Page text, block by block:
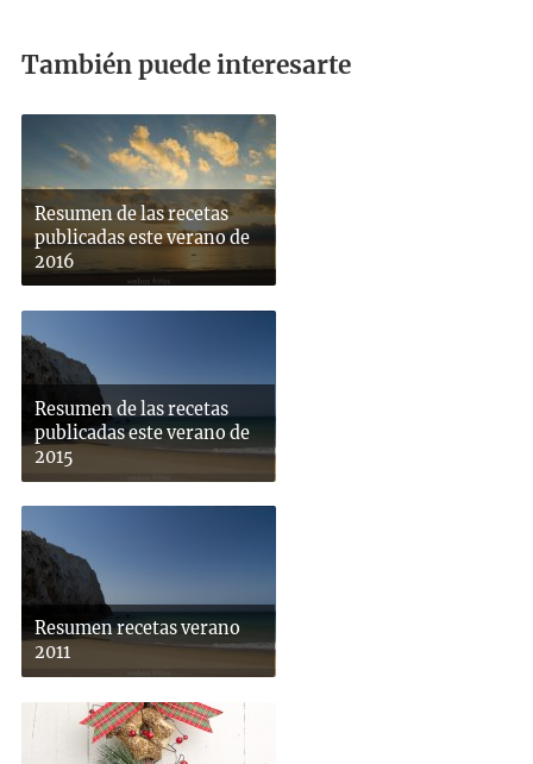
También puede interesarte
Resumen de las recetas
publicadas este verano de
2016
Resumen de las recetas
publicadas este verano de
2015
Resumen recetas verano
2011